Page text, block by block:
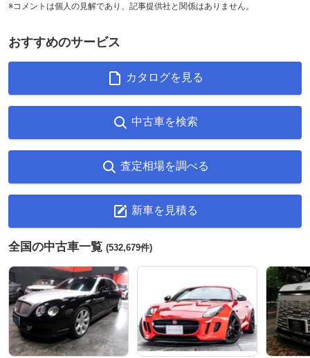
※コメントは個人の見解であり、記事提供社と関係はありません。
おすすめのサービス
カタログを見る
中古車を検索
査定相場を調べる
新車を見積る
全国の中古車一覧 (532,679件)